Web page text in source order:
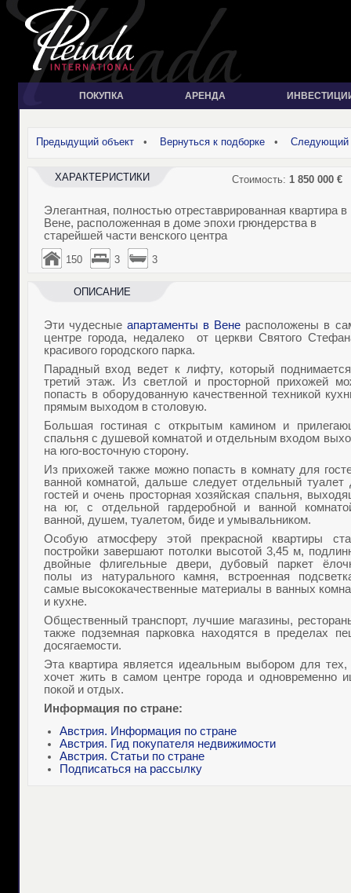
ПОКУПКА АРЕНДА
Предыдущий объект• Вернуться к подборке• Следующий
Стоимость: 1 850 000 €
ХАРАКТЕРИСТИКИ
Элегантная, полностью отреставрированная квартира в
Вене, расположенная в доме эпохи грюндерства в
старейшей части венского центра
150 3 3
ОПИСАНИЕ
Эти чудесные апартаменты в Вене расположены в
центре города, недалеко от церкви Святого
красивого городского парка.
Парадный вход ведет к лифту, который
третий этаж. Из светлой и просторной прихожей
попасть в оборудованную качественной техникой
прямым выходом в столовую.
Большая гостиная с открытым камином и
спальня с душевой комнатой и отдельным входом
на юго-восточную сторону.
Из прихожей также можно попасть в комнату для
ванной комнатой, дальше следует отдельный туалет
гостей и очень просторная хозяйская спальня,
на юг, с отдельной гардеробной и ванной
ванной, душем, туалетом, биде и умывальником.
Особую атмосферу этой прекрасной квартиры
постройки завершают потолки высотой 3,45 м,
двойные флигельные двери, дубовый паркет
полы из натурального камня, встроенная
самые высококачественные материалы в ванных
и кухне.
Общественный транспорт, лучшие магазины,
также подземная парковка находятся в пределах
досягаемости.
Эта квартира является идеальным выбором для тех,
хочет жить в самом центре города и одновременно
покой и отдых.
Информация по стране:
Австрия. Информация по стране
Австрия. Гид покупателя недвижимости
Австрия. Статьи по стране
Подписаться на рассылку